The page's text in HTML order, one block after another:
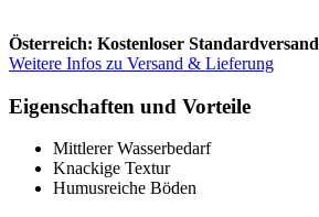
Österreich: Kostenloser Standardversand
Weitere Infos zu Versand & Lieferung
Eigenschaften und Vorteile
Mittlerer Wasserbedarf
Knackige Textur
Humusreiche Böden